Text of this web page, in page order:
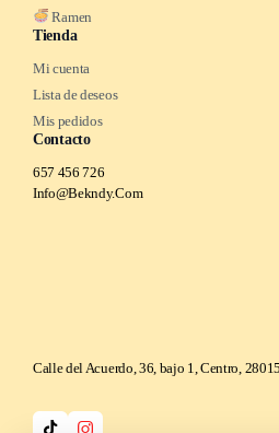
Ramen
Tienda
Mi cuenta
Lista de deseos
Mis pedidos
Contacto
657 456 726
Info@Bekndy.Com
Calle del Acuerdo, 36, bajo 1, Centro,